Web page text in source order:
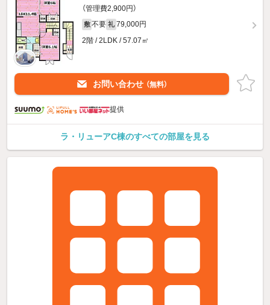
（管理費2,900円）
敷 不要 礼 79,000円
2階 / 2LDK / 57.07㎡
お問い合わせ （無料）
提供
ラ・リューアC棟のすべての部屋を見る